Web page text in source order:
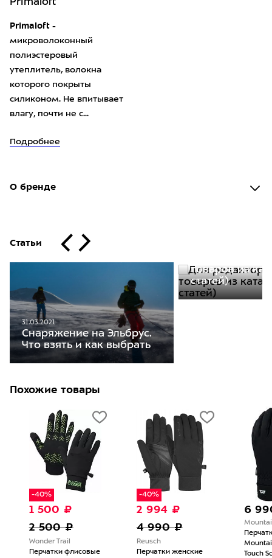
Primaloft
Primaloft -
микроволоконный
полиэстеровый
утеплитель, волокна
которого покрыты
силиконом. Не впитывает
влагу, почти не с...
Подробнее
О бренде
Статьи
31.03.2021
Снаряжение на Эльбрус.
Что взять и как выбрать
товаров из
статей)
Похожие товары
-40%
1 500 ₽
2 500 ₽
Wonder Trail
Перчатки флисовые
-40%
2 994 ₽
4 990 ₽
Reusch
Перчатки женские
6
Touch